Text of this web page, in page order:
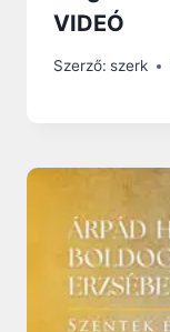
VIDEÓ
Szerző: szerk